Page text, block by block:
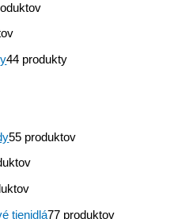
44 produkty
55 produktov
tienidlá77 produktov